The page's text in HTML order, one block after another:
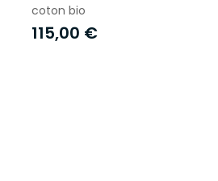
coton bio
115,00 €